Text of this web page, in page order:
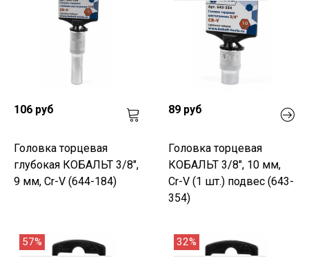
106 руб
Головка торцевая
глубокая КОБАЛЬТ 3/8",
9 мм, Cr-V (644-184)
89 руб
Головка торцевая
КОБАЛЬТ 3/8", 10 мм,
Cr-V (1 шт.) подвес (643-
354)
57%
32%